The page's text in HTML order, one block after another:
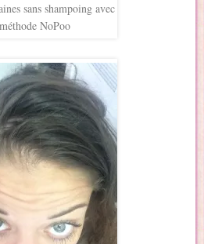
sans shampoing avec
NoPoo